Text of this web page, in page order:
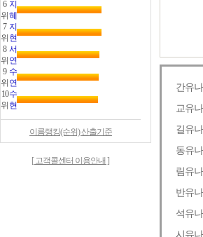
6
위
지
혜
7
위
지
현
8
위
서
연
9
위
수
연
10
위
수
현
이름랭킹(순위) 산출기준
[ 고객콜센터 이용안내 ]